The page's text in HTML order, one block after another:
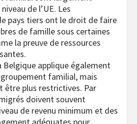
de l’UE. Les
pays tiers ont le droit de faire
de famille sous certaines
la preuve de ressources
Belgique applique également
familial, mais
être plus restrictives. Par
doivent souvent
de revenu minimum et des